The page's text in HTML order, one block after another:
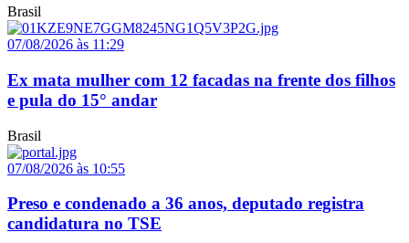
Brasil
07/08/2026 às 11:29
Ex mata mulher com 12 facadas na frente dos filhos
e pula do 15° andar
Brasil
07/08/2026 às 10:55
Preso e condenado a 36 anos, deputado registra
candidatura no TSE